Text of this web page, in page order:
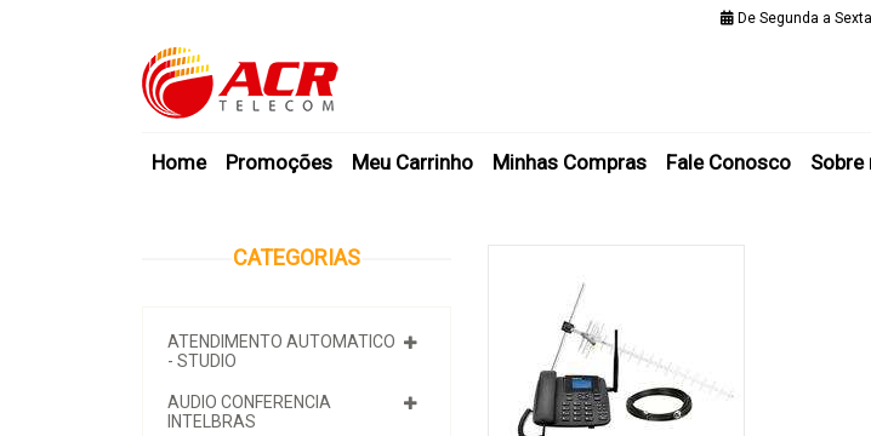
De Segunda a
Home Promoções Meu Carrinho Minhas Compras Fale Conosco Sobre
CATEGORIAS
ATENDIMENTO AUTOMATICO
- STUDIO
AUDIO CONFERENCIA
INTELBRAS